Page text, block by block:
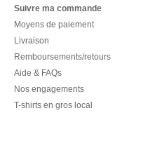
Suivre ma commande
Moyens de paiement
Livraison
Remboursements/retours
Aide & FAQs
Nos engagements
T-shirts en gros local